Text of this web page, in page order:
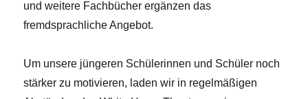
und weitere Fachbücher ergänzen das
fremdsprachliche Angebot.
Um unsere jüngeren Schülerinnen und Schüler noch
stärker zu motivieren, laden wir in regelmäßigen